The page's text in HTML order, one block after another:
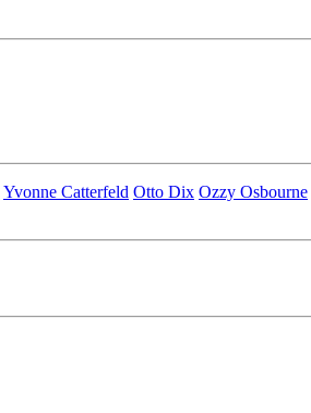
Yvonne Catterfeld Otto Dix Ozzy Osbourne